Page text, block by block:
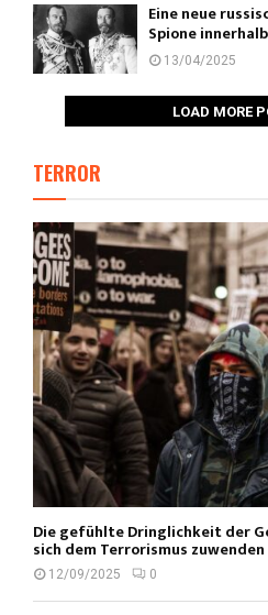
Eine neue
Spione
13/04/2025
LOAD MORE
TERROR
Die gefühlte Dringlichkeit der
sich dem Terrorismus zuwenden
12/09/2025 0